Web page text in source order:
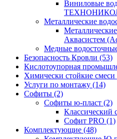
Виниловые
Металлические
Аквасистем
Медные
Безопасность Кровли (53)
Кислотоупорная
Химически стойкие смеси
Услуги по монтажу (14)
Софиты (2)
Софиты ю-пласт (2)
Классический
Софит PRO (1)
Комплектующие (48)